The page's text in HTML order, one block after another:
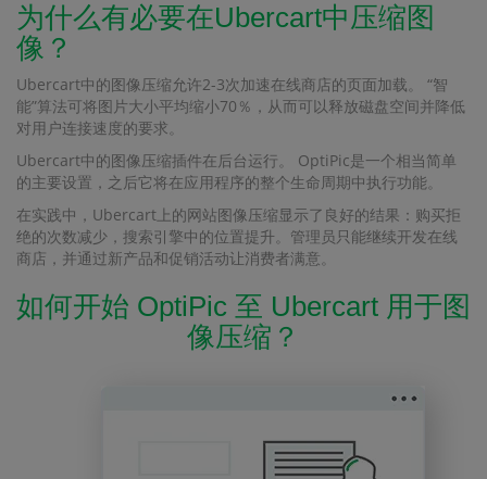
为什么有必要在Ubercart中压缩图
像？
Ubercart中的图像压缩允许2-3次加速在线商店的页面加载。 “智
能”算法可将图片大小平均缩小70％，从而可以释放磁盘空间并降低
对用户连接速度的要求。
Ubercart中的图像压缩插件在后台运行。 OptiPic是一个相当简单
的主要设置，之后它将在应用程序的整个生命周期中执行功能。
在实践中，Ubercart上的网站图像压缩显示了良好的结果：购买拒
绝的次数减少，搜索引擎中的位置提升。管理员只能继续开发在线
商店，并通过新产品和促销活动让消费者满意。
如何开始 OptiPic 至 Ubercart 用于图
像压缩？